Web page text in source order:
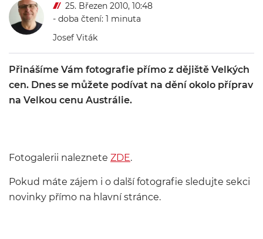
25. Březen 2010, 10:48
- doba čtení: 1 minuta
Josef Viták
Přinášíme Vám fotografie přímo z dějiště Velkých
cen. Dnes se můžete podívat na dění okolo příprav
na Velkou cenu Austrálie.
Fotogalerii naleznete ZDE.
Pokud máte zájem i o další fotografie sledujte sekci
novinky přímo na hlavní stránce.